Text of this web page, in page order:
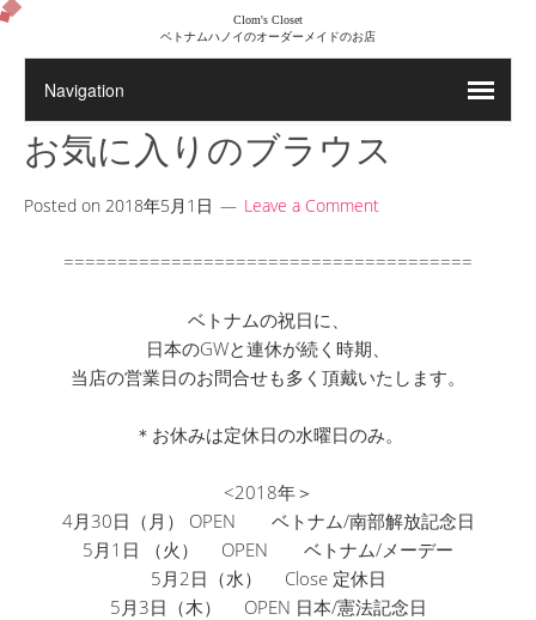
Clom's Closet
ベトナムハノイのオーダーメイドのお店
お気に入りのブラウス
Posted on 2018年5月1日 Leave a Comment
======================================
ベトナムの祝日に、
日本のGWと連休が続く時期、
当店の営業日のお問合せも多く頂戴いたします。
＊お休みは定休日の水曜日のみ。
<2018年＞
4月30日（月） OPEN ベトナム/南部解放記念日
5月1日 （火） OPEN ベトナム/メーデー
5月2日（水） Close 定休日
5月3日（木） OPEN 日本/憲法記念日